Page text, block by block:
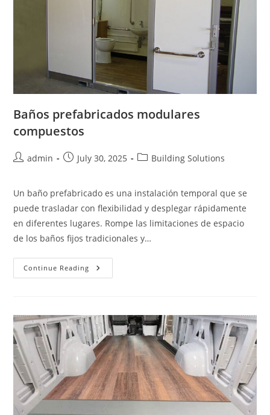
Baños prefabricados modulares
compuestos
Postadmin
PostJuly 30, 2025
PostBuilding Solutions
Un baño prefabricado es una instalación temporal que se
puede trasladar con flexibilidad y desplegar rápidamente
en diferentes lugares. Rompe las limitaciones de espacio
de los baños fijos tradicionales y…
Continue Reading Baños
Prefabricados